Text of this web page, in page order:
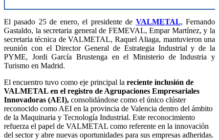
El pasado 25 de enero, el presidente de VALMETAL, Fernando
Gastaldo, la secretaria general de FEMEVAL, Empar Martínez, y la
secretaria técnica de VALMETAL, Raquel Aliaga, mantuvieron una
reunión con el Director General de Estrategia Industrial y de la
PYME, Jordi García Brustenga en el Ministerio de Industria y
Turismo en Madrid.
El encuentro tuvo como eje principal la reciente inclusión de
VALMETAL en el registro de Agrupaciones Empresariales
Innovadoras (AEI), consolidándose como el único clúster
reconocido como AEI en la provincia de Valencia dentro del ámbito
de la Maquinaria y Tecnología Industrial. Este reconocimiento
refuerza el papel de VALMETAL como referente en la innovación
del sector y abre nuevas oportunidades para sus empresas adheridas.